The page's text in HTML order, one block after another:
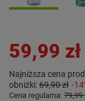
59,99 zł
Najniższa cena
obniżki:69,90 zł -
Cena regularna: 79,99